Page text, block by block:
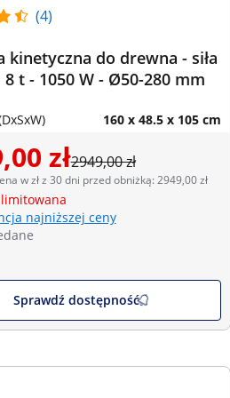
(4)
kinetyczna do drewna - siła
t - 1050 W - Ø50-280 mm
160 x 48.5 x 105 cm
zł2949,00 zł
w zł z 30 dni przed obniżką: 2949,00 zł
najniższej ceny
Sprawdź dostępność